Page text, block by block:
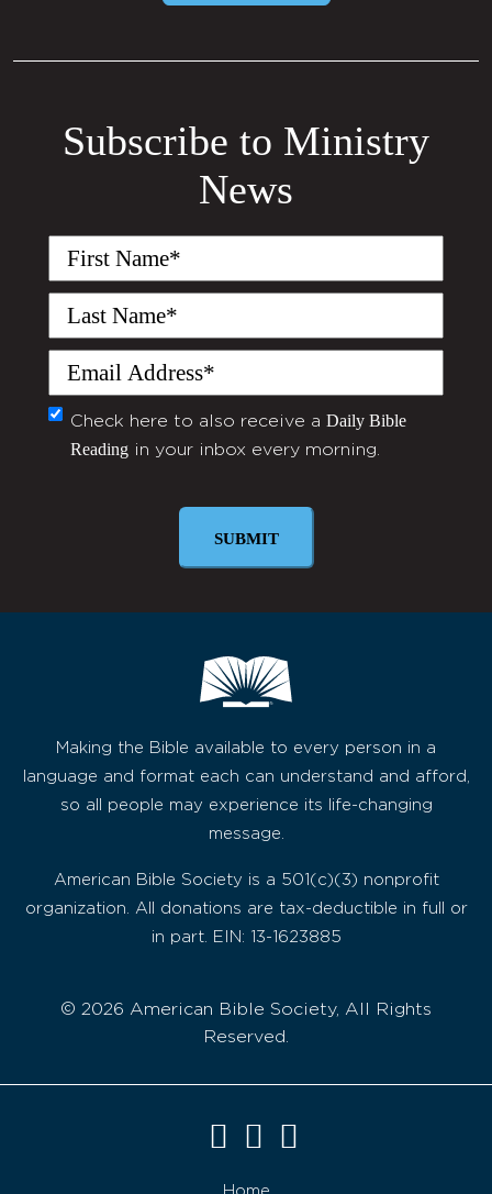
Subscribe to Ministry
News
First
Last
Email
(Required)
Monthly
Newsletter
Check here to also receive a Daily Bible
Reading in your inbox every morning.
SUBMIT
Making the Bible available to every person in a
language and format each can understand and afford,
so all people may experience its life-changing
message.
American Bible Society is a 501(c)(3) nonprofit
organization. All donations are tax-deductible in full or
in part. EIN: 13-1623885
© 2026 American Bible Society, All Rights
Reserved.